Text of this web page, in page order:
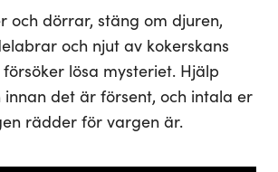
och dörrar, stäng om djuren,
och njut av kokerskans
lösa mysteriet. Hjälp
innan det är försent, och intala er
rädder för vargen är.